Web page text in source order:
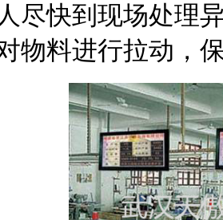
尽快到现场处理
物料进行拉动，